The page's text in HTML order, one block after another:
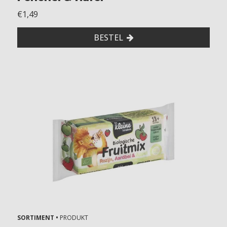
€1,49
BESTEL
SORTIMENT • PRODUKT